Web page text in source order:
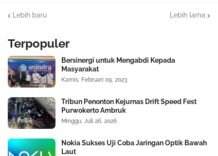
Lebih baru Lebih lama
Terpopuler
Bersinergi untuk Mengabdi Kepada
Masyarakat
Kamis, Februari 09, 2023
Tribun Penonton Kejurnas Drift Speed Fest
Purwokerto Ambruk
Minggu, Juli 26, 2026
Nokia Sukses Uji Coba Jaringan Optik Bawah
Laut